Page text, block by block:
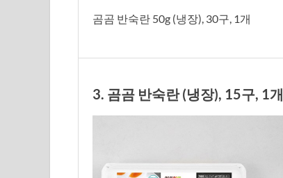
곰곰 반숙란 50g (냉장), 30구, 1개
3. 곰곰 반숙란 (냉장), 15구, 1개